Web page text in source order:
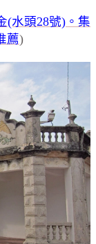
(水頭28號)。集
薦)